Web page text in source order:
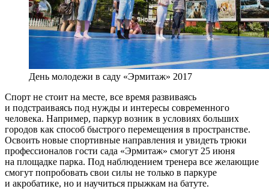
День молодежи в саду «Эрмитаж» 2017
Спорт не стоит на месте, все время развиваясь
и подстраиваясь под нужды и интересы современного
человека. Например, паркур возник в условиях больших
городов как способ быстрого перемещения в пространстве.
Освоить новые спортивные направления и увидеть трюки
профессионалов гости сада «Эрмитаж» смогут 25 июня
на площадке парка. Под наблюдением тренера все желающие
смогут попробовать свои силы не только в паркуре
и акробатике, но и научиться прыжкам на батуте.